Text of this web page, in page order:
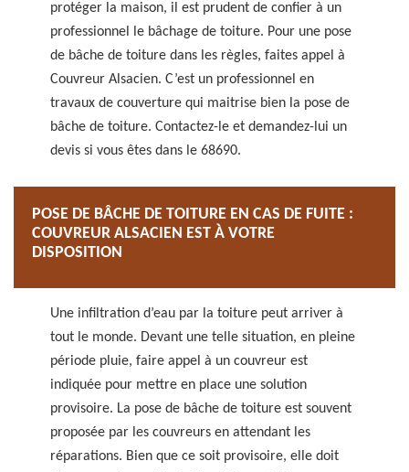
protéger la maison, il est prudent de confier à un
professionnel le bâchage de toiture. Pour une pose
de bâche de toiture dans les règles, faites appel à
Couvreur Alsacien. C’est un professionnel en
travaux de couverture qui maitrise bien la pose de
bâche de toiture. Contactez-le et demandez-lui un
devis si vous êtes dans le 68690.
POSE DE BÂCHE DE TOITURE EN CAS DE FUITE :
COUVREUR ALSACIEN EST À VOTRE
DISPOSITION
Une infiltration d’eau par la toiture peut arriver à
tout le monde. Devant une telle situation, en pleine
période pluie, faire appel à un couvreur est
indiquée pour mettre en place une solution
provisoire. La pose de bâche de toiture est souvent
proposée par les couvreurs en attendant les
réparations. Bien que ce soit provisoire, elle doit